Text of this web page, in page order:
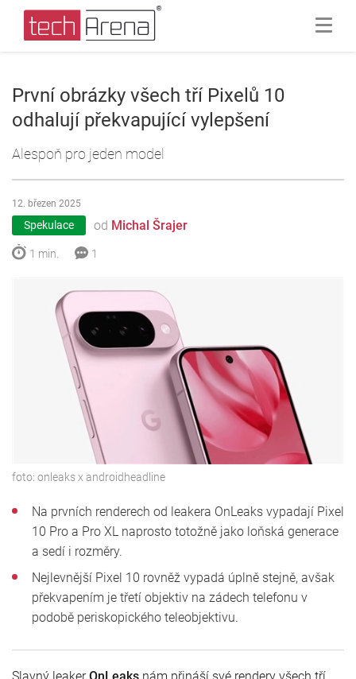
První obrázky všech tří Pixelů 10
odhalují překvapující vylepšení
Alespoň pro jeden model
Spekulace od Michal Šrajer
12. březen 2025
1 min. 1
foto: onleaks x androidheadline
Na prvních renderech od leakera OnLeaks vypadají Pixel
10 Pro a Pro XL naprosto totožně jako loňská generace
a sedí i rozměry.
Nejlevnější Pixel 10 rovněž vypadá úplně stejně, avšak
překvapením je třetí objektiv na zádech telefonu v
podobě periskopického teleobjektivu.
Slavný leakerOnLeaks nám přináší své rendery všech tří